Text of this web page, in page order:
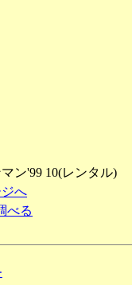
ン'99 10(レンタル)
へ
べる